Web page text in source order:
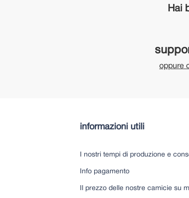
Hai
oppure
informazioni utili
I nostri tempi di produzione e
Info pagamento
Il prezzo delle nostre camicie su